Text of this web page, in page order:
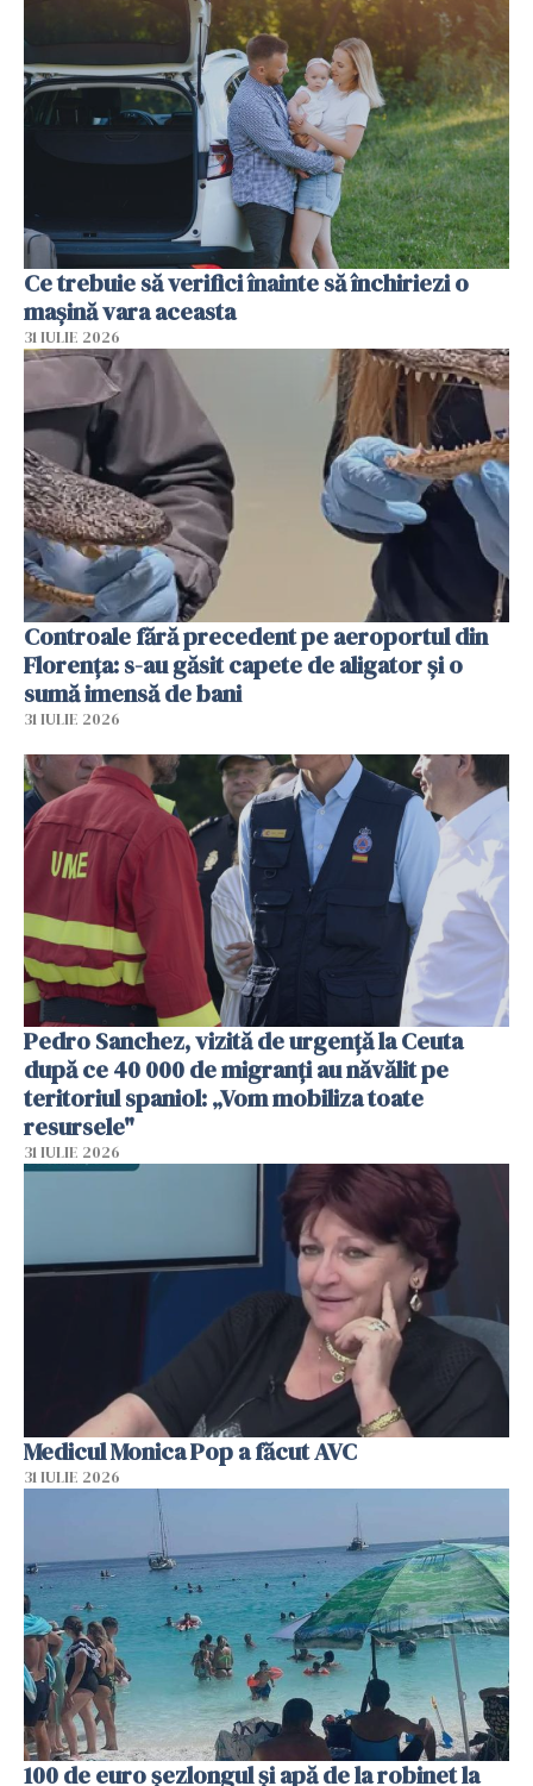
Ce trebuie să verifici înainte să închiriezi o
mașină vara aceasta
31 IULIE 2026
Controale fără precedent pe aeroportul din
Florența: s-au găsit capete de aligator și o
sumă imensă de bani
31 IULIE 2026
Pedro Sanchez, vizită de urgență la Ceuta
după ce 40 000 de migranți au năvălit pe
teritoriul spaniol: „Vom mobiliza toate
resursele"
31 IULIE 2026
Medicul Monica Pop a făcut AVC
31 IULIE 2026
100 de euro șezlongul și apă de la robinet la